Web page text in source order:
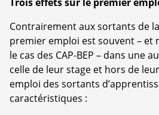
Contrairement aux sortants de
premier emploi est souvent – et
le cas des CAP-BEP – dans une
celle de leur stage et hors de
emploi des sortants
caractéristiques :